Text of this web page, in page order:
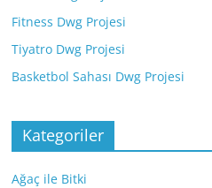
Fitness Dwg Projesi
Tiyatro Dwg Projesi
Basketbol Sahası Dwg Projesi
Kategoriler
Ağaç ile Bitki